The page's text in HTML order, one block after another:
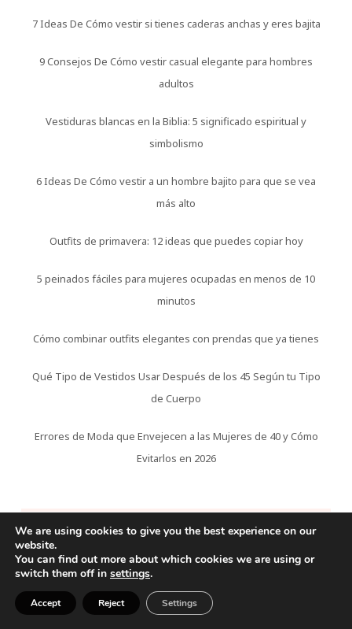
7 Ideas De Cómo vestir si tienes caderas anchas y eres bajita
9 Consejos De Cómo vestir casual elegante para hombres
adultos
Vestiduras blancas en la Biblia: 5 significado espiritual y
simbolismo
6 Ideas De Cómo vestir a un hombre bajito para que se vea
más alto
Outfits de primavera: 12 ideas que puedes copiar hoy
5 peinados fáciles para mujeres ocupadas en menos de 10
minutos
Cómo combinar outfits elegantes con prendas que ya tienes
Qué Tipo de Vestidos Usar Después de los 45 Según tu Tipo
de Cuerpo
Errores de Moda que Envejecen a las Mujeres de 40 y Cómo
Evitarlos en 2026
APRENDE MAS!
Inicio
Moda
We are using cookies to give you the best experience on our
website.
You can find out more about which cookies we are using or
switch them off in settings.
Accept Reject Settings